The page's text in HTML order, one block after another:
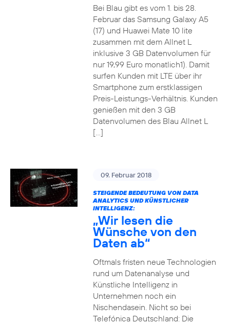
Bei Blau gibt es vom 1. bis 28.
Februar das Samsung Galaxy A5
(17) und Huawei Mate 10 lite
zusammen mit dem Allnet L
inklusive 3 GB Datenvolumen für
nur 19,99 Euro monatlich1). Damit
surfen Kunden mit LTE über ihr
Smartphone zum erstklassigen
Preis-Leistungs-Verhältnis. Kunden
genießen mit den 3 GB
Datenvolumen des Blau Allnet L
[…]
09. Februar 2018
STEIGENDE BEDEUTUNG VON DATA
ANALYTICS UND KÜNSTLICHER
INTELLIGENZ:
„Wir lesen die
Wünsche von den
Daten ab“
Oftmals fristen neue Technologien
rund um Datenanalyse und
Künstliche Intelligenz in
Unternehmen noch ein
Nischendasein. Nicht so bei
Telefónica Deutschland: Die